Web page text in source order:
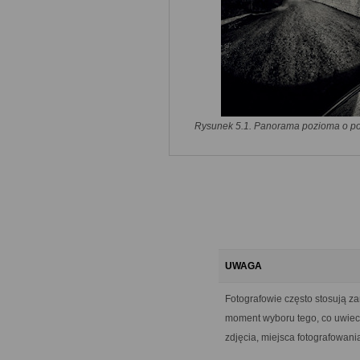
Rysunek 5.1. Panorama pozioma o
UWAGA
Fotografowie często stosują
moment wyboru tego, co
zdjęcia, miejsca